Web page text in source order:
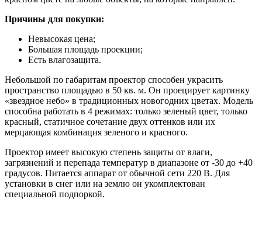
Причины для покупки:
Невысокая цена;
Большая площадь проекции;
Есть влагозащита.
Небольшой по габаритам проектор способен украсить
пространство площадью в 50 кв. м. Он проецирует картинку
«звездное небо» в традиционных новогодних цветах. Модель
способна работать в 4 режимах: только зеленый цвет, только
красный, статичное сочетание двух оттенков или их
мерцающая комбинация зеленого и красного.
Проектор имеет высокую степень защиты от влаги,
загрязнений и перепада температур в диапазоне от -30 до +40
градусов. Питается аппарат от обычной сети 220 В. Для
установки в снег или на землю он укомплектован
специальной подпоркой.